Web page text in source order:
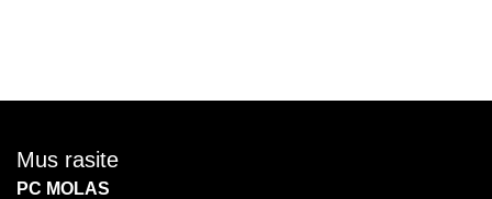
Mus rasite
PC MOLAS